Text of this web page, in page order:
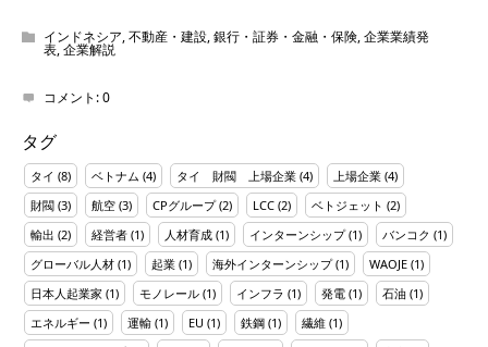
インドネシア,不動産・建設,銀行・証券・金融・保険,企業業績発
表,企業解説
コメント:0
タグ
タイ (8) ベトナム (4) タイ 財閥 上場企業 (4) 上場企業 (4)
財閥 (3) 航空 (3) CPグループ(2) LCC (2) ベトジェット (2)
輸出 (2) 経営者 (1) 人材育成 (1) インターンシップ(1) バンコク (1)
グローバル人材 (1) 起業 (1) 海外インターンシップ(1) WAOJE (1)
日本人起業家 (1) モノレール (1) インフラ (1) 発電 (1) 石油 (1)
エネルギー (1) 運輸 (1) EU (1) 鉄鋼 (1) 繊維 (1)